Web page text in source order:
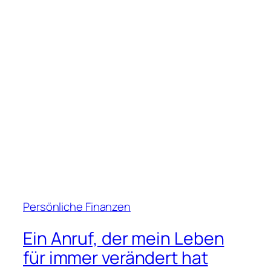
Persönliche Finanzen
Ein Anruf, der mein Leben
für immer verändert hat